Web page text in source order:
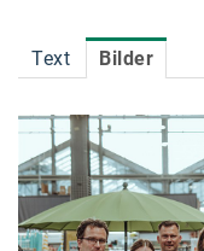
Accessiway
Accor
ALC
Anadi Bank
Text Bilder